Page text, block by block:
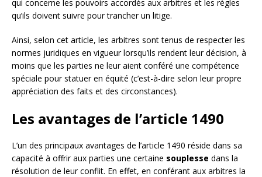
qui concerne les pouvoirs accordés aux arbitres et les règles
qu’ils doivent suivre pour trancher un litige.
Ainsi, selon cet article, les arbitres sont tenus de respecter les
normes juridiques en vigueur lorsqu’ils rendent leur décision, à
moins que les parties ne leur aient conféré une compétence
spéciale pour statuer en équité (c’est-à-dire selon leur propre
appréciation des faits et des circonstances).
Les avantages de l’article 1490
L’un des principaux avantages de l’article 1490 réside dans sa
capacité à offrir aux parties une certaine souplesse dans la
résolution de leur conflit. En effet, en conférant aux arbitres la